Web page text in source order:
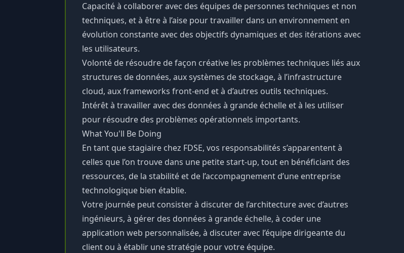
Capacité à collaborer avec des équipes de personnes techniques et non
techniques, et à être à l’aise pour travailler dans un environnement en
évolution constante avec des objectifs dynamiques et des itérations avec
les utilisateurs.
Volonté de résoudre de façon créative les problèmes techniques liés aux
structures de données, aux systèmes de stockage, à l’infrastructure
cloud, aux frameworks front-end et à d’autres outils techniques.
Intérêt à travailler avec des données à grande échelle et à les utiliser
pour résoudre des problèmes opérationnels importants.
What You'll Be Doing
En tant que stagiaire chez FDSE, vos responsabilités s’apparentent à
celles que l’on trouve dans une petite start-up, tout en bénéficiant des
ressources, de la stabilité et de l’accompagnement d’une entreprise
technologique bien établie.
Votre journée peut consister à discuter de l’architecture avec d’autres
ingénieurs, à gérer des données à grande échelle, à coder une
application web personnalisée, à discuter avec l’équipe dirigeante du
client ou à établir une stratégie pour votre équipe.